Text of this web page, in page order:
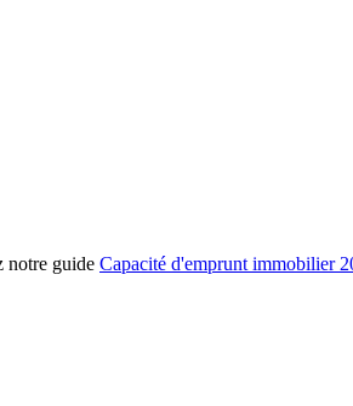
notre guide Capacité d'emprunt immobilier